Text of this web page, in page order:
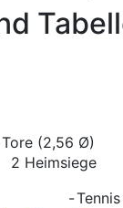
(2,56 Ø)
2 Heimsiege
-